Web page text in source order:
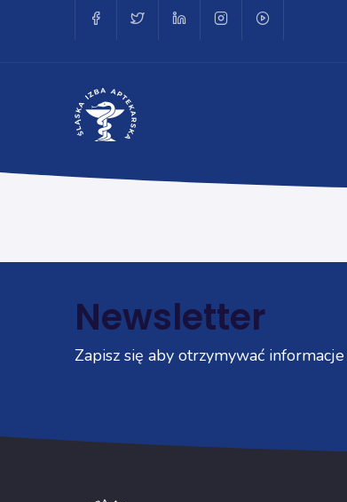
Newsletter
Zapisz się aby otrzymywać informacje